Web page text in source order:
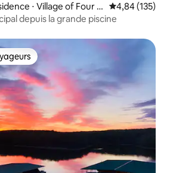
⋅ Village of Four S
Évaluation
4,84 (135)
depuis la grande piscine
les plus appréciés